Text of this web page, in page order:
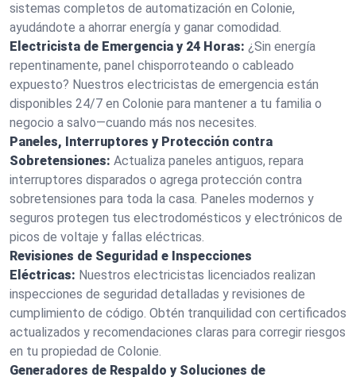
sistemas completos de automatización en Colonie,
ayudándote a ahorrar energía y ganar comodidad.
Electricista de Emergencia y 24 Horas: ¿Sin energía
repentinamente, panel chisporroteando o cableado
expuesto? Nuestros electricistas de emergencia están
disponibles 24/7 en Colonie para mantener a tu familia o
negocio a salvo—cuando más nos necesites.
Paneles, Interruptores y Protección contra
Sobretensiones: Actualiza paneles antiguos, repara
interruptores disparados o agrega protección contra
sobretensiones para toda la casa. Paneles modernos y
seguros protegen tus electrodomésticos y electrónicos de
picos de voltaje y fallas eléctricas.
Revisiones de Seguridad e Inspecciones
Eléctricas: Nuestros electricistas licenciados realizan
inspecciones de seguridad detalladas y revisiones de
cumplimiento de código. Obtén tranquilidad con certificados
actualizados y recomendaciones claras para corregir riesgos
en tu propiedad de Colonie.
Generadores de Respaldo y Soluciones de